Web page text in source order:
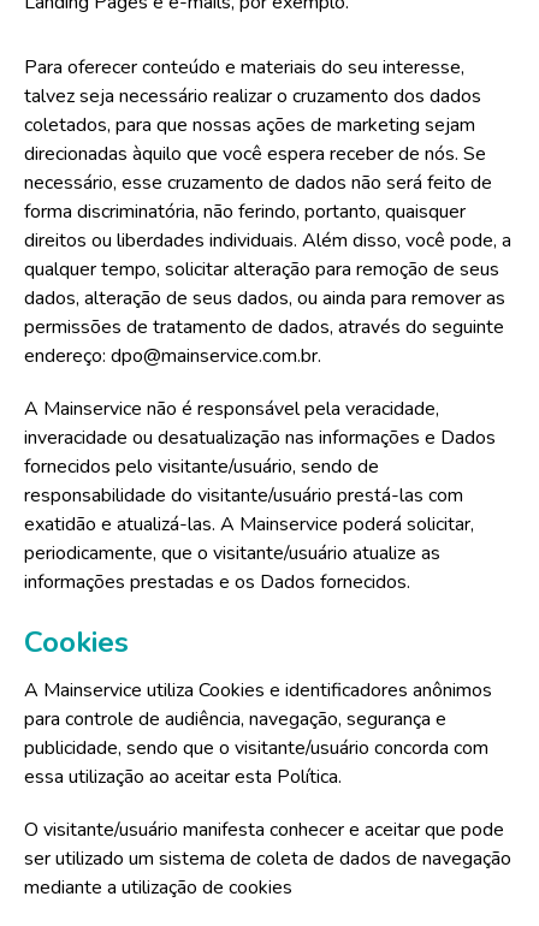
Para oferecer conteúdo e materiais do seu interesse,
talvez seja necessário realizar o cruzamento dos dados
coletados, para que nossas ações de marketing sejam
direcionadas àquilo que você espera receber de nós. Se
necessário, esse cruzamento de dados não será feito de
forma discriminatória, não ferindo, portanto, quaisquer
direitos ou liberdades individuais. Além disso, você pode, a
qualquer tempo, solicitar alteração para remoção de seus
dados, alteração de seus dados, ou ainda para remover as
permissões de tratamento de dados, através do seguinte
endereço: dpo@mainservice.com.br.
A Mainservice não é responsável pela veracidade,
inveracidade ou desatualização nas informações e Dados
fornecidos pelo visitante/usuário, sendo de
responsabilidade do visitante/usuário prestá-las com
exatidão e atualizá-las. A Mainservice poderá solicitar,
periodicamente, que o visitante/usuário atualize as
informações prestadas e os Dados fornecidos.
Cookies
A Mainservice utiliza Cookies e identificadores anônimos
para controle de audiência, navegação, segurança e
publicidade, sendo que o visitante/usuário concorda com
essa utilização ao aceitar esta Política.
O visitante/usuário manifesta conhecer e aceitar que pode
ser utilizado um sistema de coleta de dados de navegação
mediante a utilização de cookies